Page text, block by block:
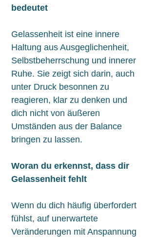
bedeutet
Gelassenheit ist eine innere
Haltung aus Ausgeglichenheit,
Selbstbeherrschung und innerer
Ruhe. Sie zeigt sich darin, auch
unter Druck besonnen zu
reagieren, klar zu denken und
dich nicht von äußeren
Umständen aus der Balance
bringen zu lassen.
Woran du erkennst, dass dir
Gelassenheit fehlt
Wenn du dich häufig überfordert
fühlst, auf unerwartete
Veränderungen mit Anspannung